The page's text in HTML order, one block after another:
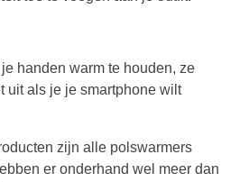
handen warm te houden, ze
uit als je je smartphone wilt
zijn alle polswarmers
er onderhand wel meer dan